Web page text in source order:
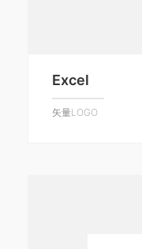
Excel
矢量LOGO